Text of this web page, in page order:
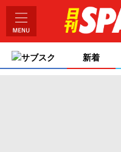
サブスク 新着